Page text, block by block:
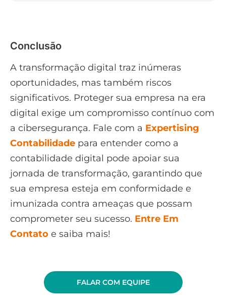
Conclusão
A transformação digital traz inúmeras
oportunidades, mas também riscos
significativos. Proteger sua empresa na era
digital exige um compromisso contínuo com
a cibersegurança. Fale com a Expertising
Contabilidade para entender como a
contabilidade digital pode apoiar sua
jornada de transformação, garantindo que
sua empresa esteja em conformidade e
imunizada contra ameaças que possam
comprometer seu sucesso. Entre Em
Contato e saiba mais!
FALAR COM EQUIPE